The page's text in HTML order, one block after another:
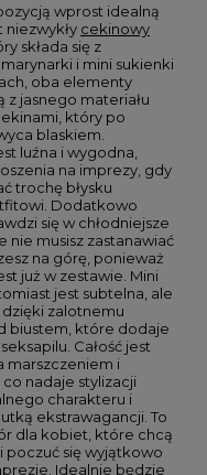
wprost idealną
niezwykły cekinowy
składa się z
i mini sukienki
oba elementy
z jasnego materiału
który po
blaskiem.
luźna i wygodna,
na imprezy, gdy
trochę błysku
Dodatkowo
się w chłodniejsze
nie musisz zastanawiać
na górę, ponieważ
już w zestawie. Mini
jest subtelna, ale
dzięki zalotnemu
biustem, które dodaje
Całość jest
marszczeniem i
nadaje stylizacji
charakteru i
ekstrawagancji. To
dla kobiet, które chcą
poczuć się wyjątkowo
Idealnie będzie